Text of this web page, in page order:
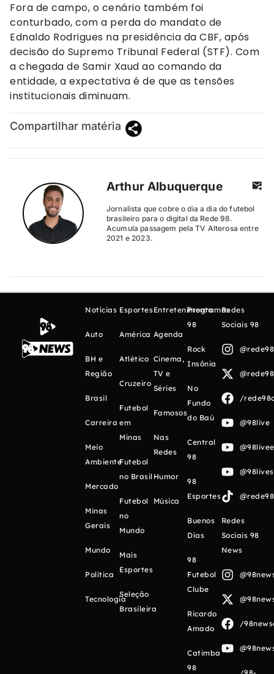
Fora de campo, o cenário também foi
conturbado, com a perda do mandato de
Ednaldo Rodrigues na presidência da CBF, após
decisão do Supremo Tribunal Federal (STF). Com
a chegada de Samir Xaud ao comando da
entidade, a expectativa é de que as tensões
institucionais diminuam.
Compartilhar matéria
Arthur Albuquerque
Jornalista que cobre o dia a dia do futebol
brasileiro para o digital da Rede 98.
Acumula passagem pela TV Alterosa entre
2021 e 2023.
Notícias
Auto
BH e
Região
Brasil
Carreira
Meio
Ambiente
Mercado
Minas
Gerais
Mundo
Política
Tecnologia
Esportes
América
Atlético
Cruzeiro
Futebol
em
Minas
Futebol
no Brasil
Futebol
no
Mundo
Mais
Esportes
Seleção
Brasileira
Entretenimento
Agenda
Cinema,
TV e
Séries
Famosos
Nas
Redes
Humor
Música
Programas
98
Rock
Insônia
No
Fundo
do Baú
Central
98
98
Esportes
Buenos
Días
98
Futebol
Clube
Ricardo
Amado
Catimba
98
Redes
Sociais 98
/
@98live
Redes
Sociais 98
News
/